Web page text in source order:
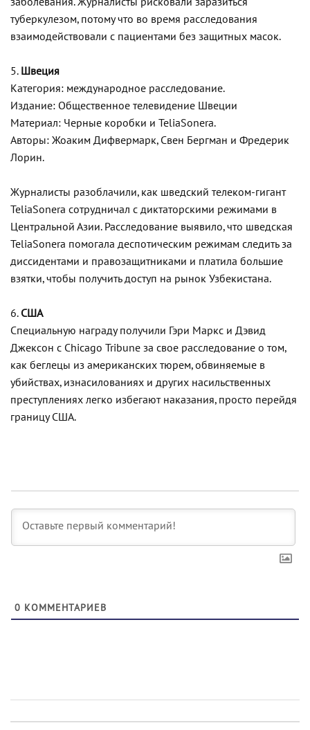
туберкулезом, потому что во время расследования
взаимодействовали с пациентами без защитных масок.
5. Швеция
Категория: международное расследование.
Издание: Общественное телевидение Швеции
Материал: Черные коробки и TeliaSonera.
Авторы: Жоаким Дифвермарк, Свен Бергман и Фредерик
Лорин.
Журналисты разоблачили, как шведский телеком-гигант
TeliaSonera сотрудничал с диктаторскими режимами в
Центральной Азии. Расследование выявило, что шведская
TeliaSonera помогала деспотическим режимам следить за
диссидентами и правозащитниками и платила большие
взятки, чтобы получить доступ на рынок Узбекистана.
6. США
Специальную награду получили Гэри Маркс и Дэвид
Джексон с Chicago Tribune за свое расследование о том,
как беглецы из американских тюрем, обвиняемые в
убийствах, изнасилованиях и других насильственных
преступлениях легко избегают наказания, просто перейдя
границу США.
0 КОММЕНТАРИЕВ